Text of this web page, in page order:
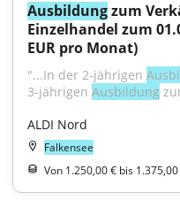
Ausbildung zum
Einzelhandel zum
EUR pro Monat)
"...In der 2-jährigen
3-jährigen Ausbildung
ALDI Nord
Falkensee
Von 1.250,00 € bis